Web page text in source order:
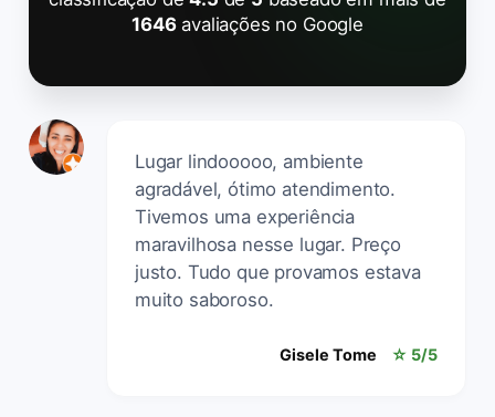
1646avaliações no Google
Lugar lindooooo, ambiente
agradável, ótimo atendimento.
Tivemos uma experiência
maravilhosa nesse lugar. Preço
justo. Tudo que provamos estava
muito saboroso.
Gisele Tome ☆ 5/5